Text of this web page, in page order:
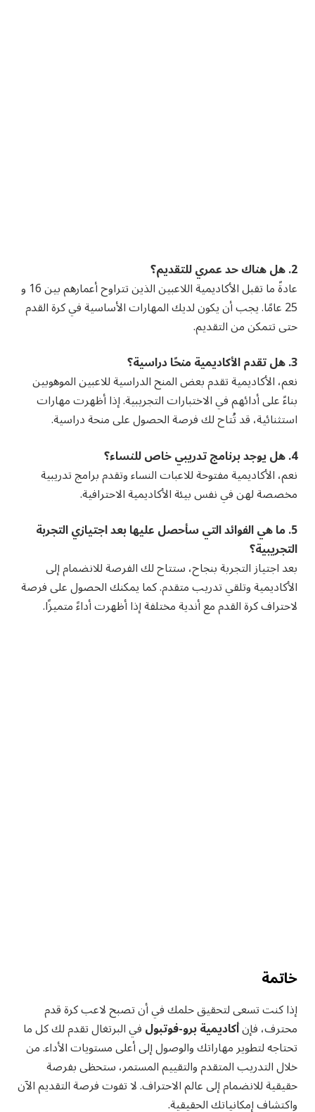
2. هل هناك حد عمري للتقديم؟
عادةً ما تقبل الأكاديمية اللاعبين الذين تتراوح أعمارهم بين 16 و
25 عامًا. يجب أن يكون لديك المهارات الأساسية في كرة القدم
حتى تتمكن من التقديم.
3. هل تقدم الأكاديمية منحًا دراسية؟
نعم، الأكاديمية تقدم بعض المنح الدراسية للاعبين الموهوبين
بناءً على أدائهم في الاختبارات التجريبية. إذا أظهرت مهارات
استثنائية، قد تُتاح لك فرصة الحصول على منحة دراسية.
4. هل يوجد برنامج تدريبي خاص للنساء؟
نعم، الأكاديمية مفتوحة للاعبات النساء وتقدم برامج تدريبية
مخصصة لهن في نفس بيئة الأكاديمية الاحترافية.
5. ما هي الفوائد التي سأحصل عليها بعد اجتيازي التجربة
التجريبية؟
بعد اجتياز التجربة بنجاح، ستتاح لك الفرصة للانضمام إلى
الأكاديمية وتلقي تدريب متقدم. كما يمكنك الحصول على فرصة
لاحتراف كرة القدم مع أندية مختلفة إذا أظهرت أداءً متميزًا.
خاتمة
إذا كنت تسعى لتحقيق حلمك في أن تصبح لاعب كرة قدم
محترف، فإنأكاديمية برو-فوتبولفي البرتغال تقدم لك كل ما
تحتاجه لتطوير مهاراتك والوصول إلى أعلى مستويات الأداء. من
خلال التدريب المتقدم والتقييم المستمر، ستحظى بفرصة
حقيقية للانضمام إلى عالم الاحتراف. لا تفوت فرصة التقديم الآن
واكتشاف إمكانياتك الحقيقية.